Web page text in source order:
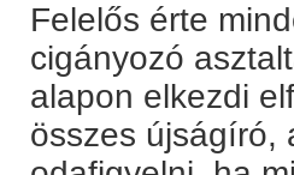
Felelős érte
cigányozó
alapon elkezdi
összes újságíró,